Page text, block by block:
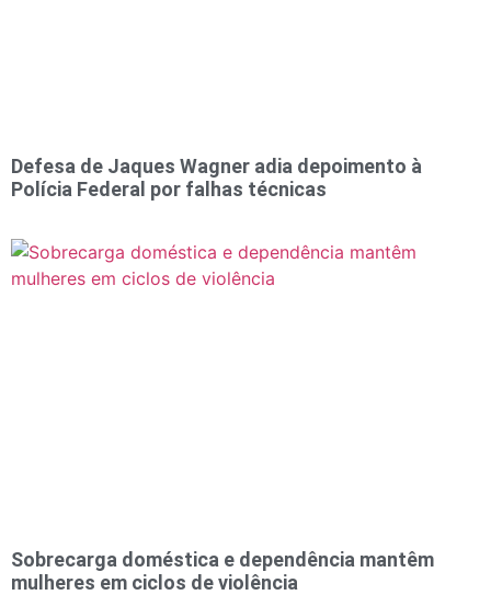
Defesa de Jaques Wagner adia depoimento à
Polícia Federal por falhas técnicas
Sobrecarga doméstica e dependência mantêm
mulheres em ciclos de violência